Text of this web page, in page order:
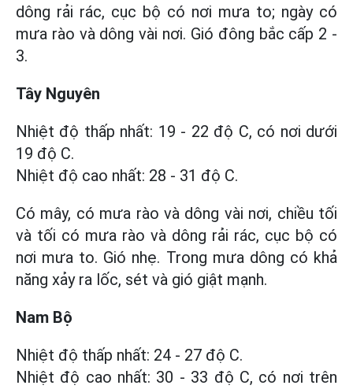
dông rải rác, cục bộ có nơi mưa to; ngày có
mưa rào và dông vài nơi. Gió đông bắc cấp 2 -
3.
Tây Nguyên
Nhiệt độ thấp nhất: 19 - 22 độ C, có nơi dưới
19 độ C.
Nhiệt độ cao nhất: 28 - 31 độ C.
Có mây, có mưa rào và dông vài nơi, chiều tối
và tối có mưa rào và dông rải rác, cục bộ có
nơi mưa to. Gió nhẹ. Trong mưa dông có khả
năng xảy ra lốc, sét và gió giật mạnh.
Nam Bộ
Nhiệt độ thấp nhất: 24 - 27 độ C.
Nhiệt độ cao nhất: 30 - 33 độ C, có nơi trên